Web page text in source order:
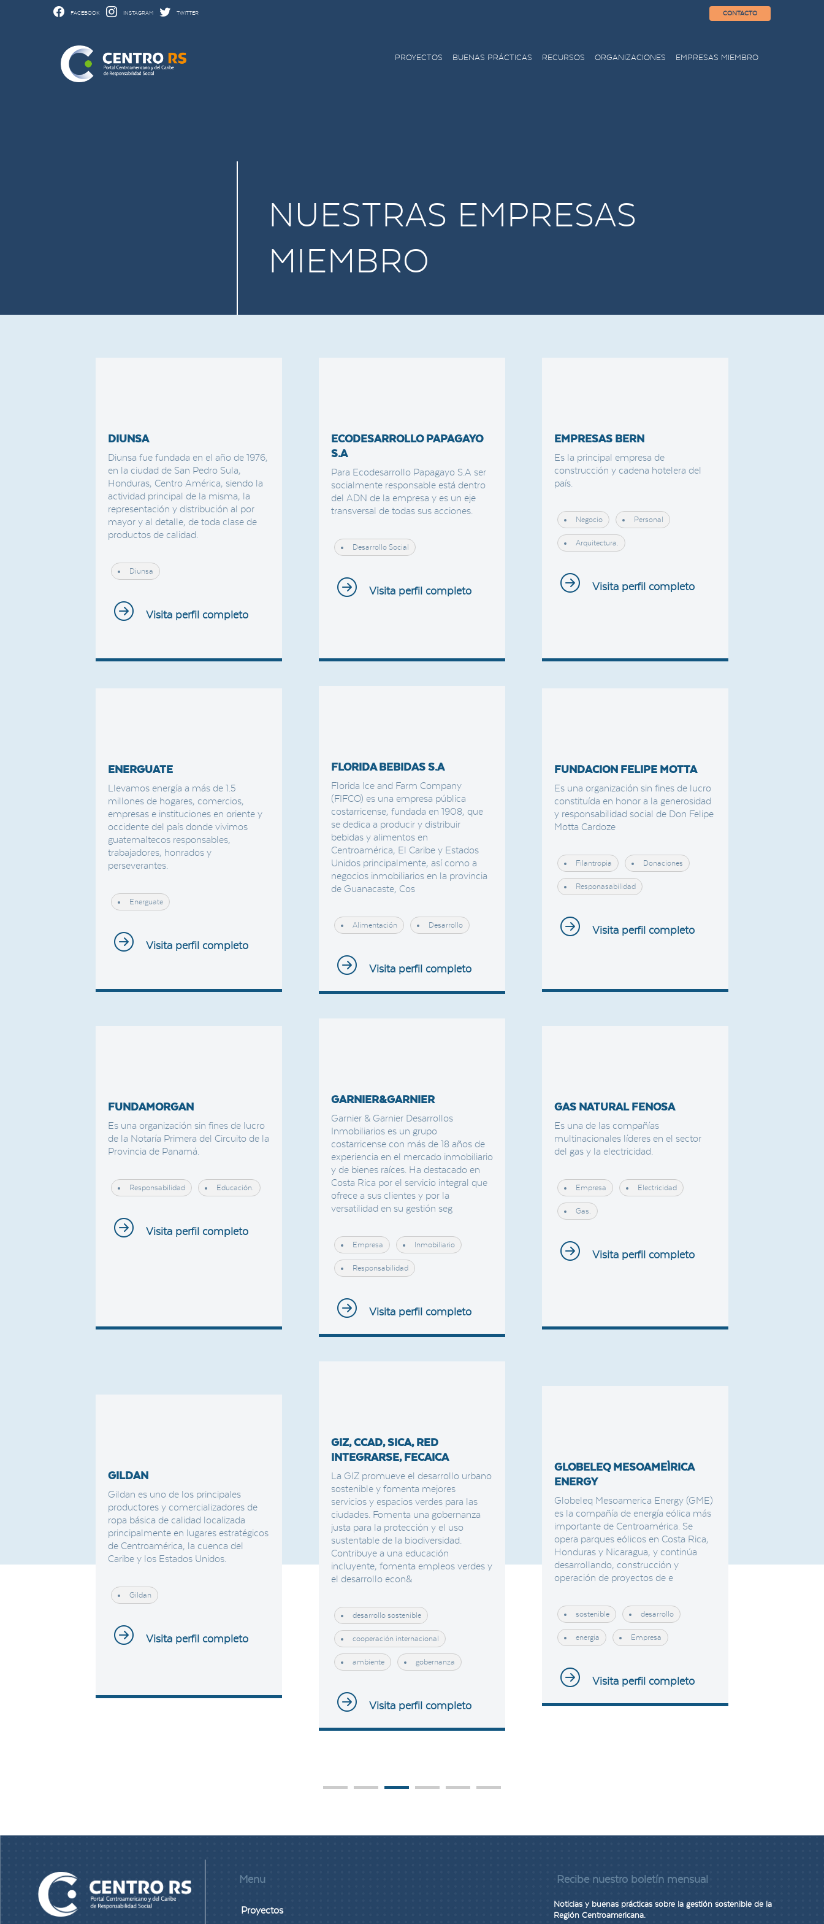
FACEBOOK INSTAGRAM TWITTER CONTACTO
PROYECTOS BUENAS PRÁCTICAS RECURSOS ORGANIZACIONES EMPRESAS MIEMBRO
NUESTRAS EMPRESAS
MIEMBRO
DIUNSA
Diunsa fue fundada en el año de 1976,
en la ciudad de San Pedro Sula,
Honduras, Centro América, siendo la
actividad principal de la misma, la
representación y distribución al por
mayor y al detalle, de toda clase de
productos de calidad.
Diunsa
Visita perfil completo
ECODESARROLLO PAPAGAYO
S.A
Para Ecodesarrollo Papagayo S.A ser
socialmente responsable está dentro
del ADN de la empresa y es un eje
transversal de todas sus acciones.
Desarrollo Social
Visita perfil completo
EMPRESAS BERN
Es la principal empresa de
construcción y cadena hotelera del
país.
Negocio Personal
Arquitectura.
Visita perfil completo
ENERGUATE
Llevamos energía a más de 1.5
millones de hogares, comercios,
empresas e instituciones en oriente y
occidente del país donde vivimos
guatemaltecos responsables,
trabajadores, honrados y
perseverantes.
Energuate
Visita perfil completo
FLORIDA BEBIDAS S.A
Florida Ice and Farm Company
(FIFCO) es una empresa pública
costarricense, fundada en 1908, que
se dedica a producir y distribuir
bebidas y alimentos en
Centroamérica, El Caribe y Estados
Unidos principalmente, así como a
negocios inmobiliarios en la provincia
de Guanacaste, Cos
Alimentación Desarrollo
Visita perfil completo
FUNDACION FELIPE MOTTA
Es una organización sin fines de lucro
constituída en honor a la generosidad
y responsabilidad social de Don Felipe
Motta Cardoze
Filantropia Donaciones
Responasabilidad
Visita perfil completo
FUNDAMORGAN
Es una organización sin fines de lucro
de la Notaría Primera del Circuito de la
Provincia de Panamá.
Responsabilidad Educación.
Visita perfil completo
GARNIER&GARNIER
Garnier & Garnier Desarrollos
Inmobiliarios es un grupo
costarricense con más de 18 años de
experiencia en el mercado inmobiliario
y de bienes raíces. Ha destacado en
Costa Rica por el servicio integral que
ofrece a sus clientes y por la
versatilidad en su gestión seg
Empresa Inmobiliario
Responsabilidad
Visita perfil completo
GAS NATURAL FENOSA
Es una de las compañías
multinacionales líderes en el sector
del gas y la electricidad.
Empresa Electricidad
Gas.
Visita perfil completo
GILDAN
Gildan es uno de los principales
productores y comercializadores de
ropa básica de calidad localizada
principalmente en lugares estratégicos
de Centroamérica, la cuenca del
Caribe y los Estados Unidos.
Gildan
Visita perfil completo
GIZ, CCAD, SICA, RED
INTEGRARSE, FECAICA
La GIZ promueve el desarrollo urbano
sostenible y fomenta mejores
servicios y espacios verdes para las
ciudades. Fomenta una gobernanza
justa para la protección y el uso
sustentable de la biodiversidad.
Contribuye a una educación
incluyente, fomenta empleos verdes y
el desarrollo econ&
desarrollo sostenible
cooperación internacional
ambiente gobernanza
Visita perfil completo
GLOBELEQ MESOAMEÌRICA
ENERGY
Globeleq Mesoamerica Energy (GME)
es la compañía de energía eólica más
importante de Centroamérica. Se
opera parques eólicos en Costa Rica,
Honduras y Nicaragua, y continúa
desarrollando, construcción y
operación de proyectos de e
sostenible desarrollo
energia Empresa
Visita perfil completo
Menu
Proyectos
Recibe nuestro boletín mensual
Noticias y buenas prácticas sobre la gestión sostenible de la
Región Centroamericana.